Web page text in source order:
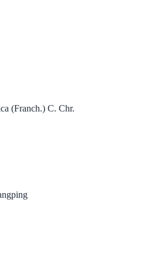
(Franch.) C. Chr.